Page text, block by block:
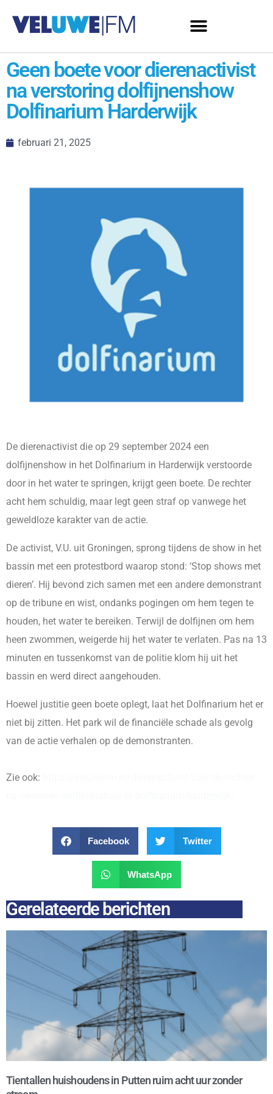
Geen boete voor dierenactivist
na verstoring dolfijnenshow
Dolfinarium Harderwijk
februari 21, 2025
De dierenactivist die op 29 september 2024 een
dolfijnenshow in het Dolfinarium in Harderwijk verstoorde
door in het water te springen, krijgt geen boete. De rechter
acht hem schuldig, maar legt geen straf op vanwege het
geweldloze karakter van de actie.
De activist, V.U. uit Groningen, sprong tijdens de show in het
bassin met een protestbord waarop stond: ‘Stop shows met
dieren’. Hij bevond zich samen met een andere demonstrant
op de tribune en wist, ondanks pogingen om hem tegen te
houden, het water te bereiken. Terwijl de dolfijnen om hem
heen zwommen, weigerde hij het water te verlaten. Pas na 13
minuten en tussenkomst van de politie klom hij uit het
bassin en werd direct aangehouden.
Hoewel justitie geen boete oplegt, laat het Dolfinarium het er
niet bij zitten. Het park wil de financiële schade als gevolg
van de actie verhalen op de demonstranten.
Zie ook:
Facebook Twitter
WhatsApp
Gerelateerde berichten
Tientallen huishoudens in Putten ruim acht uur zonder